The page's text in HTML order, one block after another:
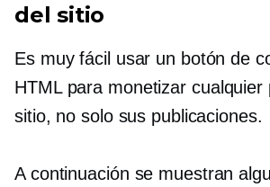
del sitio
Es muy fácil usar un botón de
HTML para monetizar cualquier
sitio, no solo sus publicaciones.
A continuación se muestran